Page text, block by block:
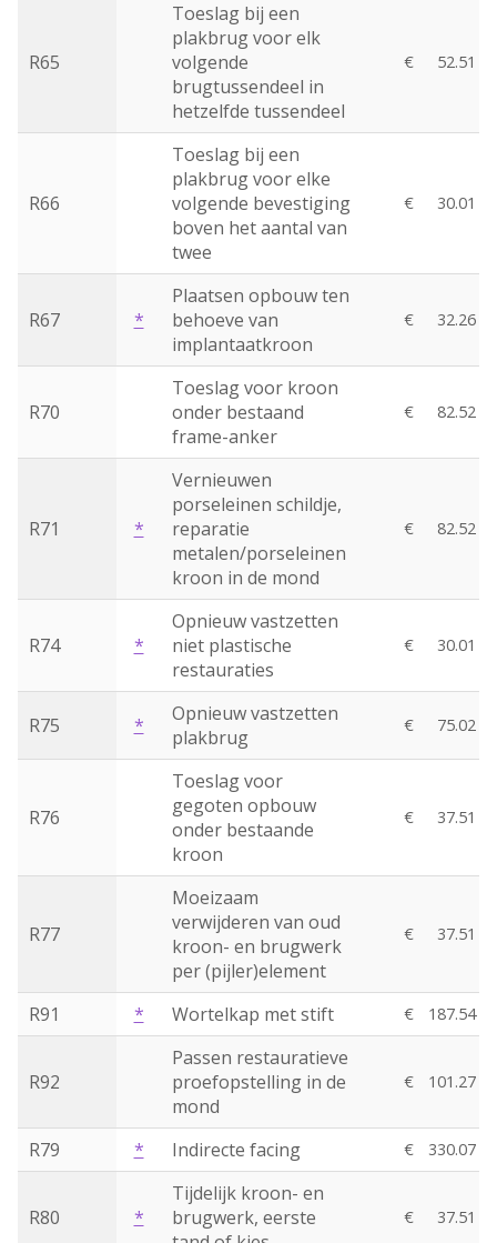
R65
Toeslag bij een
plakbrug voor elk
volgende
brugtussendeel in
hetzelfde tussendeel
€ 52.51
R66
Toeslag bij een
plakbrug voor elke
volgende bevestiging
boven het aantal van
twee
€ 30.01
R67 *
Plaatsen opbouw ten
behoeve van
implantaatkroon
€ 32.26
R70
Toeslag voor kroon
onder bestaand
frame-anker
€ 82.52
R71 *
Vernieuwen
porseleinen schildje,
reparatie
metalen/porseleinen
kroon in de mond
€ 82.52
R74 *
Opnieuw vastzetten
niet plastische
restauraties
€ 30.01
R75 *
Opnieuw vastzetten
plakbrug
€ 75.02
R76
Toeslag voor
gegoten opbouw
onder bestaande
kroon
€ 37.51
R77
Moeizaam
verwijderen van oud
kroon- en brugwerk
per (pijler)element
€ 37.51
R91 * Wortelkap met stift € 187.54
R92
Passen restauratieve
proefopstelling in de
mond
€ 101.27
R79 * Indirecte facing € 330.07
R80 *
Tijdelijk kroon- en
brugwerk, eerste
€ 37.51